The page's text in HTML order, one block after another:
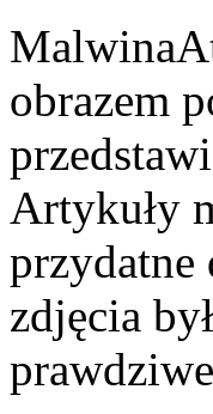
obrazem
Artykuły
przydatne
zdjęcia